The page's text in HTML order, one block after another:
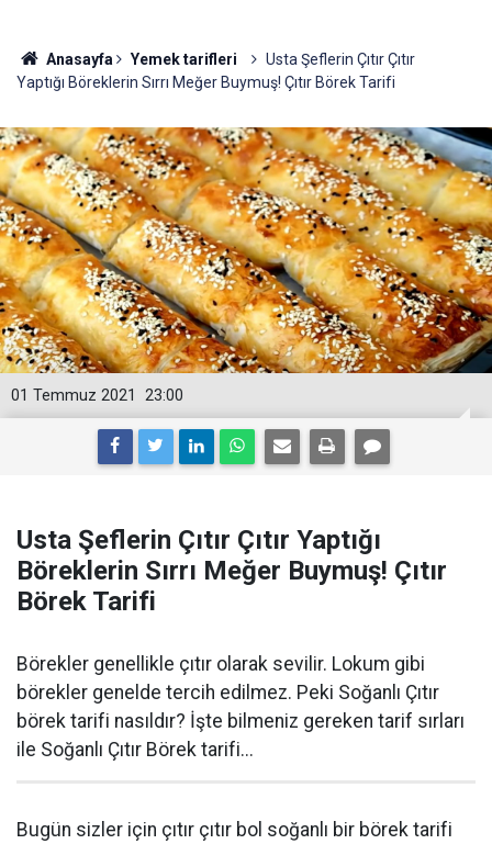
Anasayfa Yemek tarifleri
Usta Şeflerin Çıtır Çıtır
Yaptığı Böreklerin Sırrı Meğer Buymuş! Çıtır Börek Tarifi
23:00
01 Temmuz 2021
Usta Şeflerin Çıtır Çıtır Yaptığı
Böreklerin Sırrı Meğer Buymuş! Çıtır
Börek Tarifi
Börekler genellikle çıtır olarak sevilir. Lokum gibi
börekler genelde tercih edilmez. Peki Soğanlı Çıtır
börek tarifi nasıldır? İşte bilmeniz gereken tarif sırları
ile Soğanlı Çıtır Börek tarifi...
Bugün sizler için çıtır çıtır bol soğanlı bir börek tarifi